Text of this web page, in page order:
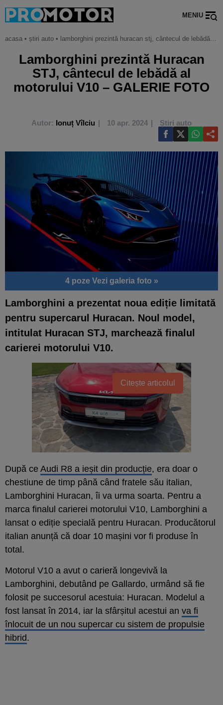
MENIU
acasa • știri auto • lamborghini prezintă huracan stj, cântecul de lebădă al motorului v10 – galerie foto
Lamborghini prezintă Huracan
STJ, cântecul de lebădă al
motorului V10 – GALERIE FOTO
Autor: Ionuț Vîlciu 10 apr. 2024 Știri auto
4 poze Vezi galeria foto »
Lamborghini a prezentat noua ediție limitată
pentru supercarul Huracan. Noul model,
intitulat Huracan STJ, marchează finalul
carierei motorului V10.
Citește articolul
După ce Audi R8 a ieșit din producție, era doar o
chestiune de timp până când fratele său italian,
Lamborghini Huracan, îi va urma soarta. Pentru a
marca finalul carierei motorului V10, Lamborghini a
lansat o ediție specială pentru Huracan. Producătorul
italian anunță că doar 10 mașini vor fi produse în
total.
Motorul V10 a avut o carieră longevivă la
Lamborghini, debutând pe Gallardo, urmând să fie
folosit pe succesorul acestuia: Huracan. Modelul a
fost lansat în 2014, iar la sfârșitul acestui an va fi
înlocuit de un nou supercar cu sistem de propulsie
hibrid.